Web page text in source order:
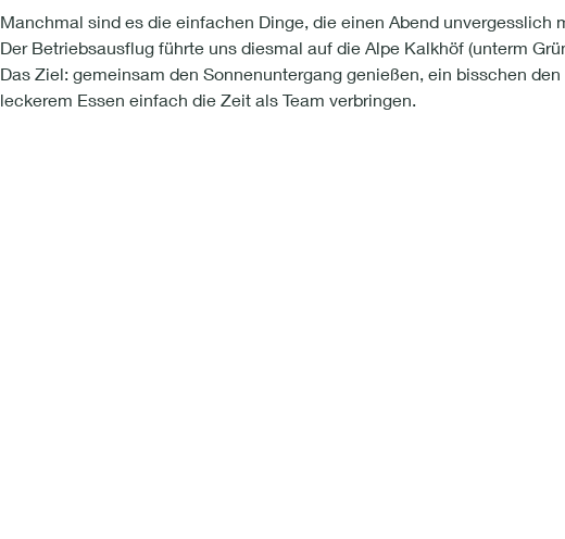
Manchmal sind es die einfachen Dinge, die einen Abend unvergesslich
Der Betriebsausflug führte uns diesmal auf die Alpe Kalkhöf (unterm
Das Ziel: gemeinsam den Sonnenuntergang genießen, ein bisschen
leckerem Essen einfach die Zeit als Team verbringen.